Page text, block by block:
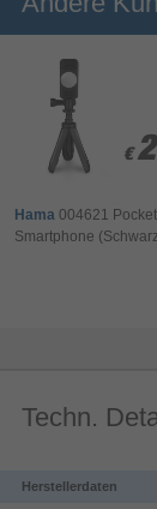
Selbst bei
ausgeleuchtete,
Rauschen zu
€
€
Hama 004621
Smartphone
Techn.
Herstellerdaten